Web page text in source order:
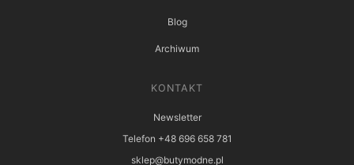
Blog
Archiwum
KONTAKT
Newsletter
Telefon +48 696 658 781
sklep@butymodne.pl